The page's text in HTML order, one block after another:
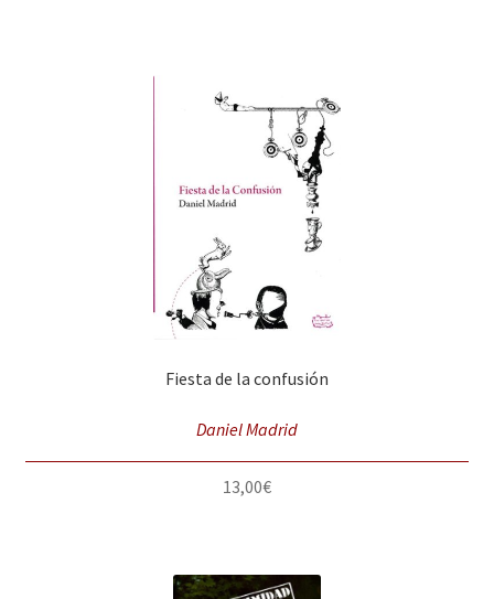
Fiesta de la confusión
Daniel Madrid
13,00€